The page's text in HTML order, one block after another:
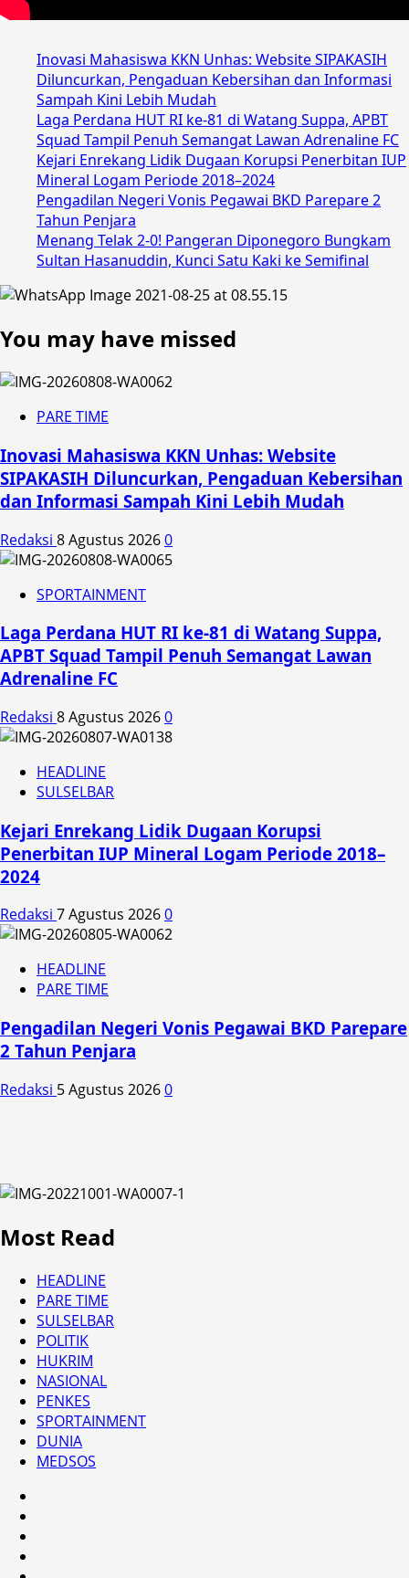
Inovasi Mahasiswa KKN Unhas: Website SIPAKASIH
Diluncurkan, Pengaduan Kebersihan dan Informasi
Sampah Kini Lebih Mudah
Laga Perdana HUT RI ke-81 di Watang Suppa, APBT
Squad Tampil Penuh Semangat Lawan Adrenaline FC
Kejari Enrekang Lidik Dugaan Korupsi Penerbitan IUP
Mineral Logam Periode 2018–2024
Pengadilan Negeri Vonis Pegawai BKD Parepare 2
Tahun Penjara
Menang Telak 2-0! Pangeran Diponegoro Bungkam
Sultan Hasanuddin, Kunci Satu Kaki ke Semifinal
You may have missed
PARE TIME
Inovasi Mahasiswa KKN Unhas: Website
SIPAKASIH Diluncurkan, Pengaduan Kebersihan
dan Informasi Sampah Kini Lebih Mudah
Redaksi 8 Agustus 20260
SPORTAINMENT
Laga Perdana HUT RI ke-81 di Watang Suppa,
APBT Squad Tampil Penuh Semangat Lawan
Adrenaline FC
Redaksi 8 Agustus 20260
HEADLINE
SULSELBAR
Kejari Enrekang Lidik Dugaan Korupsi
Penerbitan IUP Mineral Logam Periode 2018–
2024
Redaksi 7 Agustus 20260
HEADLINE
PARE TIME
Pengadilan Negeri Vonis Pegawai BKD Parepare
2 Tahun Penjara
Redaksi 5 Agustus 20260
Most Read
HEADLINE
PARE TIME
SULSELBAR
POLITIK
HUKRIM
NASIONAL
PENKES
SPORTAINMENT
DUNIA
MEDSOS